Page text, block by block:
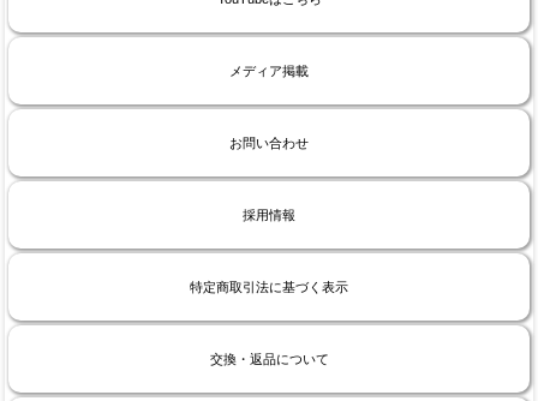
メディア掲載
お問い合わせ
採用情報
特定商取引法に基づく表示
交換・返品について